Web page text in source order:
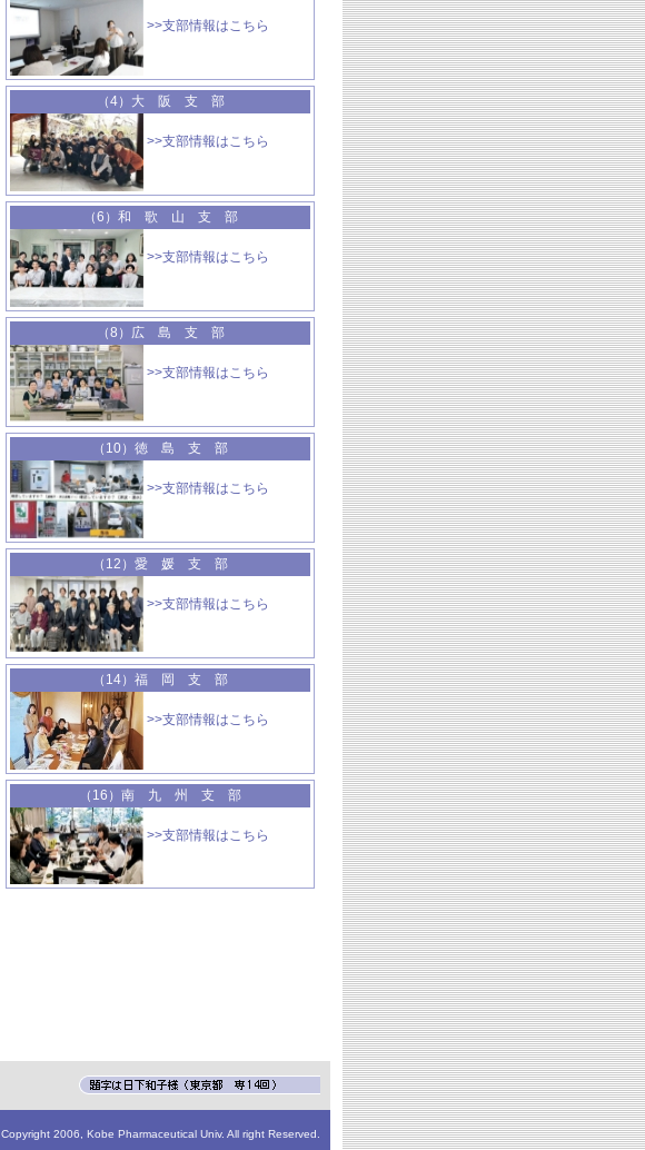
>>支部情報はこちら
（4）大 阪 支 部
>>支部情報はこちら
（6）和 歌 山 支 部
>>支部情報はこちら
（8）広 島 支 部
>>支部情報はこちら
（10）徳 島 支 部
>>支部情報はこちら
（12）愛 媛 支 部
>>支部情報はこちら
（14）福 岡 支 部
>>支部情報はこちら
（16）南 九 州 支 部
>>支部情報はこちら
Copyright 2006, Kobe Pharmaceutical Univ. All right Reserved.